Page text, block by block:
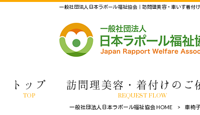
一般社団法人日本ラポール福祉協会｜訪問理美容・車いす着付け
トップ
TOP
訪問理美容・着付けのご
REQUEST FLOW
一般社団法人日本ラポール福祉協会 HOME > 車椅